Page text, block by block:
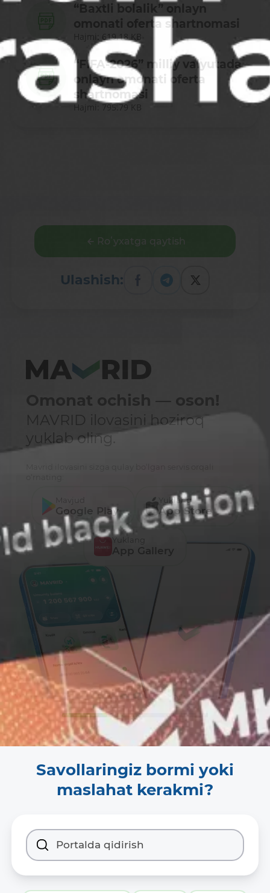
“Baxtli bolalik” onlayn
omonati oferta shartnomasi
Hajmi: 619.18 KB
“FIFA-2026” milliy valyutada
onlayn omonati oferta
shartnomasi
Hajmi: 795.79 KB
Roʻyxatga qaytish
Ulashish:
Omonat ochish — oson!
MAVRID ilovasini hoziroq
yuklab oling.
Mavjud
Google Play
Yuklang
App Store
Yuklang
App Gallery
Savollaringiz bormi yoki
maslahat kerakmi?